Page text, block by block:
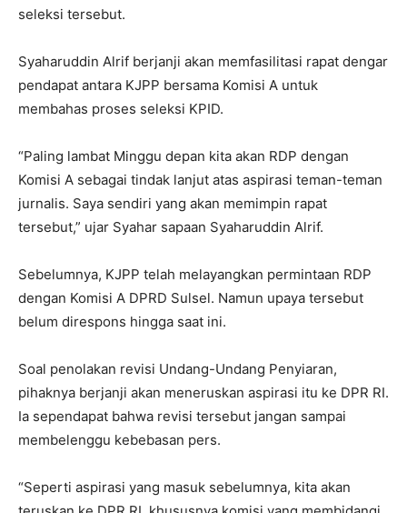
seleksi tersebut.
Syaharuddin Alrif berjanji akan memfasilitasi rapat dengar
pendapat antara KJPP bersama Komisi A untuk
membahas proses seleksi KPID.
“Paling lambat Minggu depan kita akan RDP dengan
Komisi A sebagai tindak lanjut atas aspirasi teman-teman
jurnalis. Saya sendiri yang akan memimpin rapat
tersebut,” ujar Syahar sapaan Syaharuddin Alrif.
Sebelumnya, KJPP telah melayangkan permintaan RDP
dengan Komisi A DPRD Sulsel. Namun upaya tersebut
belum direspons hingga saat ini.
Soal penolakan revisi Undang-Undang Penyiaran,
pihaknya berjanji akan meneruskan aspirasi itu ke DPR RI.
Ia sependapat bahwa revisi tersebut jangan sampai
membelenggu kebebasan pers.
“Seperti aspirasi yang masuk sebelumnya, kita akan